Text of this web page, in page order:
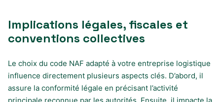
Implications légales, fiscales et
conventions collectives
Le choix du code NAF adapté à votre entreprise logistique
influence directement plusieurs aspects clés. D’abord, il
assure la conformité légale en précisant l’activité